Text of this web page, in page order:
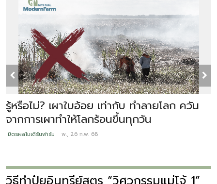
รู้หรือไม่? เผาใบอ้อย เท่ากับ ทำลายโลก ควัน
จากการเผาทำให้โลกร้อนขึ้นทุกวัน
มิตรผลโมเดิร์นฟาร์ม พ., 26 ก.พ. 68